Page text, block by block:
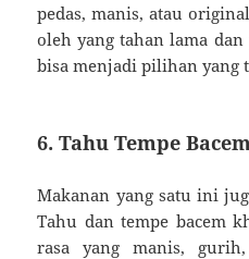
pedas, manis, atau
oleh yang tahan lama
bisa menjadi pilihan yang
6. Tahu Tempe
Makanan yang satu ini
Tahu dan tempe bacem
rasa yang manis,